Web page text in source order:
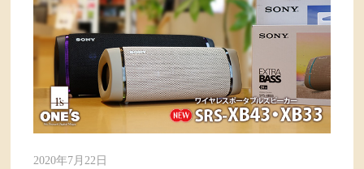
2020年7月22日